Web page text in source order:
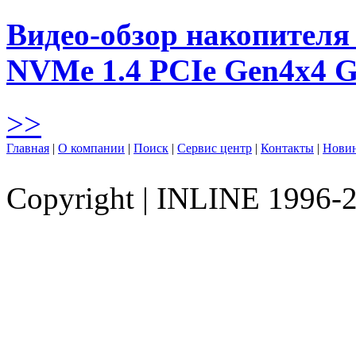
Видео-обзор
NVMe 1.4 PCIe Gen4х4
>>
Главная | О компании | Поиск | Сервис центр | Контакты |
Copyright | INLINE 1996-